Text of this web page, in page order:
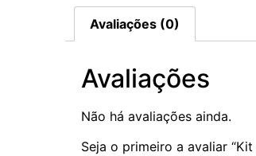
Avaliações (0)
Avaliações
Não há avaliações ainda.
Seja o primeiro a avaliar